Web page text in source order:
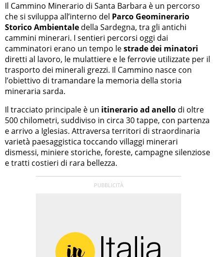
Il Cammino Minerario di Santa Barbara è un percorso
che si sviluppa all’interno del Parco Geominerario
Storico Ambientale della Sardegna, tra gli antichi
cammini minerari. I sentieri percorsi oggi dai
camminatori erano un tempo lestrade dei minatori
diretti al lavoro, le mulattiere e le ferrovie utilizzate per il
trasporto dei minerali grezzi. Il Cammino nasce con
l’obiettivo di tramandare la memoria della storia
mineraria sarda.
Il tracciato principale è un itinerario ad anello di oltre
500 chilometri, suddiviso in circa 30 tappe, con partenza
e arrivo a Iglesias. Attraversa territori di straordinaria
varietà paesaggistica toccando villaggi minerari
dismessi, miniere storiche, foreste, campagne silenziose
e tratti costieri di rara bellezza.